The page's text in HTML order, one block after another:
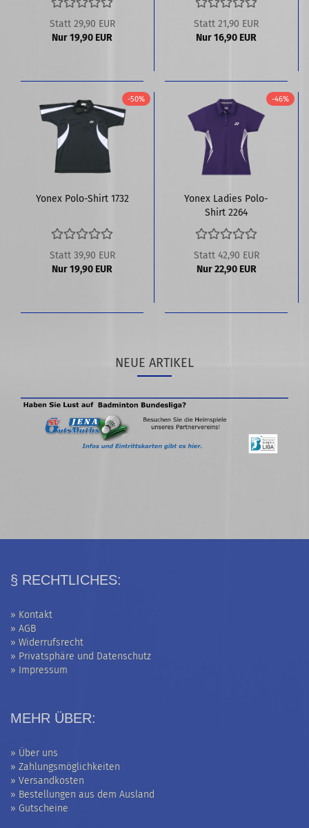
Statt 29,90 EUR
Nur 19,90 EUR
Statt 21,90 EUR
Nur 16,90 EUR
-50%
Yonex Polo-Shirt 1732
Statt 39,90 EUR
Nur 19,90 EUR
-46%
Yonex Ladies Polo-
Shirt 2264
Statt 42,90 EUR
Nur 22,90 EUR
NEUE ARTIKEL
§ RECHTLICHES:
» Kontakt
» AGB
» Widerrufsrecht
» Privatsphäre und Datenschutz
» Impressum
MEHR ÜBER:
» Über uns
» Zahlungsmöglichkeiten
» Versandkosten
» Bestellungen aus dem Ausland
» Gutscheine